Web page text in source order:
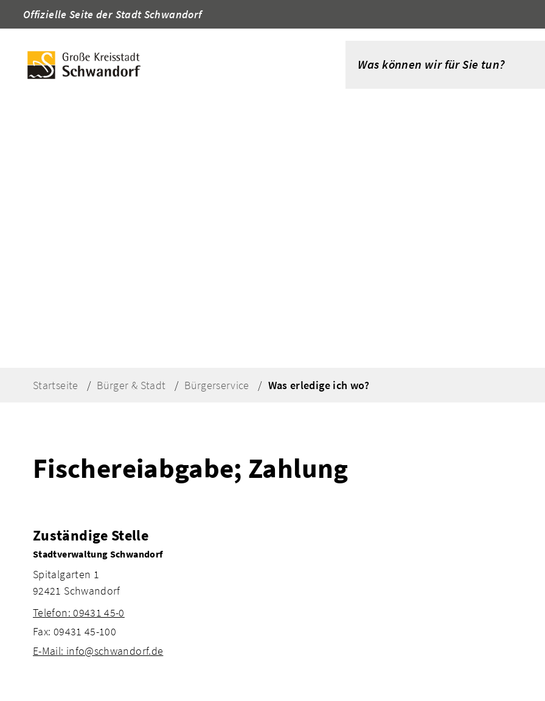
Offizielle Seite der Stadt Schwandorf
Startseite Bürger & Stadt Bürgerservice Was erledige ich wo?
Fischereiabgabe; Zahlung
Zuständige Stelle
Stadtverwaltung Schwandorf
Spitalgarten 1
92421 Schwandorf
Telefon: 09431 45-0
Fax: 09431 45-100
E-Mail: info@schwandorf.de